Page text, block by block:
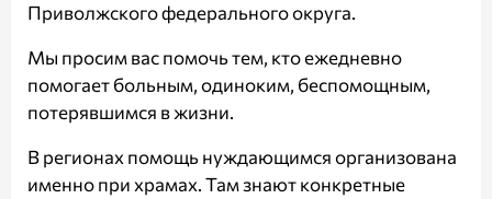
Приволжского федерального округа.
Мы просим вас помочь тем, кто ежедневно
помогает больным, одиноким, беспомощным,
потерявшимся в жизни.
В регионах помощь нуждающимся организована
именно при храмах. Там знают конкретные